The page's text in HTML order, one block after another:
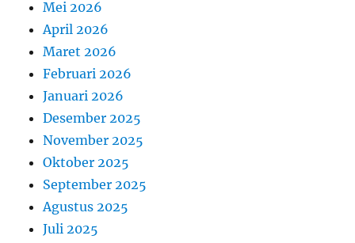
Mei 2026
April 2026
Maret 2026
Februari 2026
Januari 2026
Desember 2025
November 2025
Oktober 2025
September 2025
Agustus 2025
Juli 2025